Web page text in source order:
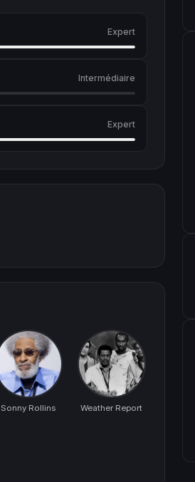
Expert
Intermédiaire
Expert
Sonny Rollins Weather Report